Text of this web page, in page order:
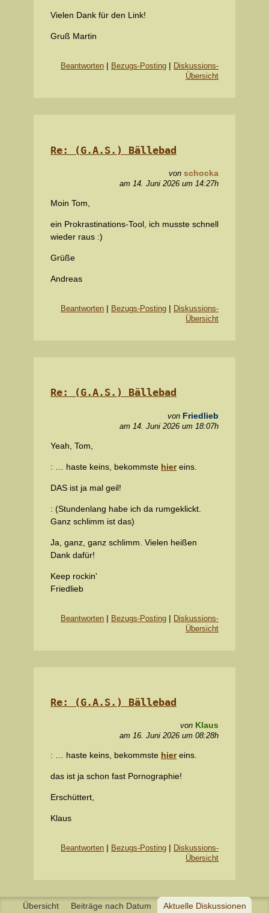
Vielen Dank für den Link!
Gruß Martin
Beantworten | Bezugs-Posting | Diskussions-
Übersicht
Re: (G.A.S.) Bällebad
von schocka
am 14. Juni 2026 um 14:27h
Moin Tom,
ein Prokrastinations-Tool, ich musste schnell
wieder raus :)
Grüße
Andreas
Beantworten | Bezugs-Posting | Diskussions-
Übersicht
Re: (G.A.S.) Bällebad
von Friedlieb
am 14. Juni 2026 um 18:07h
Yeah, Tom,
: … haste keins, bekommste hiereins.
DAS ist ja mal geil!
: (Stundenlang habe ich da rumgeklickt.
Ganz schlimm ist das)
Ja, ganz, ganz schlimm. Vielen heißen
Dank dafür!
Keep rockin'
Friedlieb
Beantworten | Bezugs-Posting | Diskussions-
Übersicht
Re: (G.A.S.) Bällebad
von Klaus
am 16. Juni 2026 um 08:28h
: … haste keins, bekommste hiereins.
das ist ja schon fast Pornographie!
Erschüttert,
Klaus
Beantworten | Bezugs-Posting | Diskussions-
Übersicht
Übersicht Beiträge nach Datum Aktuelle Diskussionen